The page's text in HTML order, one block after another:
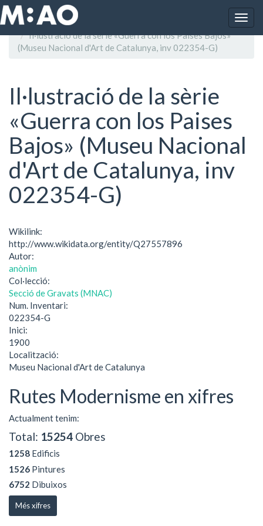
Vés al contingut
Inici
Il·lustració de la sèrie «Guerra con los Paises Bajos»
(Museu Nacional d'Art de Catalunya, inv 022354-G)
Il·lustració de la sèrie
«Guerra con los Paises
Bajos» (Museu Nacional
d'Art de Catalunya, inv
022354-G)
Wikilink:
http://www.wikidata.org/entity/Q27557896
Autor:
anònim
Col·lecció:
Secció de Gravats (MNAC)
Num. Inventari:
022354-G
Inici:
1900
Localització:
Museu Nacional d'Art de Catalunya
Rutes Modernisme en xifres
Actualment tenim:
Total: 15254 Obres
1258 Edificis
1526 Pintures
6752 Dibuixos
Més xifres